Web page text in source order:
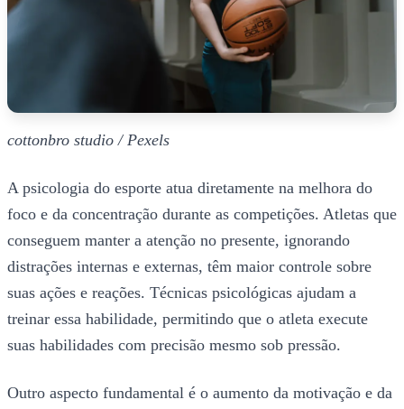
cottonbro studio / Pexels
A psicologia do esporte atua diretamente na melhora do
foco e da concentração durante as competições. Atletas que
conseguem manter a atenção no presente, ignorando
distrações internas e externas, têm maior controle sobre
suas ações e reações. Técnicas psicológicas ajudam a
treinar essa habilidade, permitindo que o atleta execute
suas habilidades com precisão mesmo sob pressão.
Outro aspecto fundamental é o aumento da motivação e da